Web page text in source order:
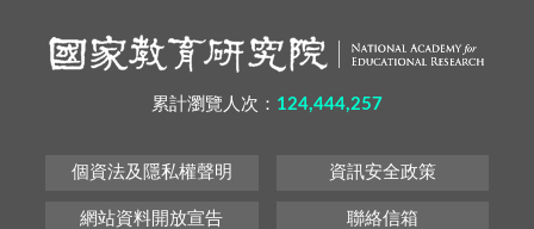
累計瀏覽人次： 124,444,257
個資法及隱私權聲明 資訊安全政策
網站資料開放宣告 聯絡信箱